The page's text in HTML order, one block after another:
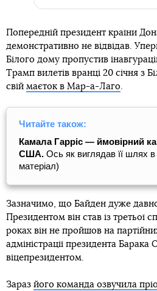
Попередній президент країни
демонстративно не відвідав.
Білого дому пропустив
Трамп вилетів вранці 20 січня з
свій маєток в Мар-а-Лаго
Читайте також:
Камала Гарріс — ймовірний
США. Ось як виглядав її шлях в
матеріал)
Зазначимо, що Байден дуже давно
Президентом він став із третьої
роках він не пройшов на
адміністрації президента Барака
віцепрезидентом.
Зараз його команда озвучила